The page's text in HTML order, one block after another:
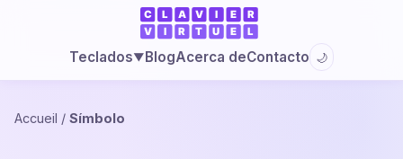
Teclados▼BlogAcerca deContacto 🌙
Accueil / Símbolo